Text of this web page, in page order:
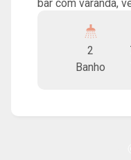
bar com varanda,
para quiosques.
Localização de
2
Banho